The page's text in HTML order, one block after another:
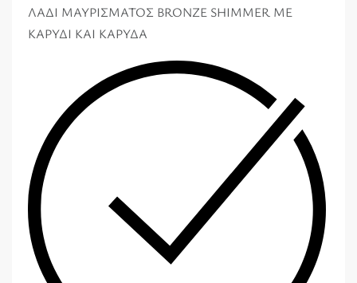
ΛΑΔΙ ΜΑΥΡΙΣΜΑΤΟΣ BRONZE SHIMMER ΜΕ
ΚΑΡΥΔΙ ΚΑΙ ΚΑΡΥΔΑ